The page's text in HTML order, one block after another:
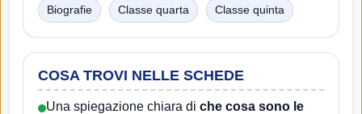
Biografie Classe quarta Classe quinta
COSA TROVI NELLE SCHEDE
Una spiegazione chiara di che cosa sono le